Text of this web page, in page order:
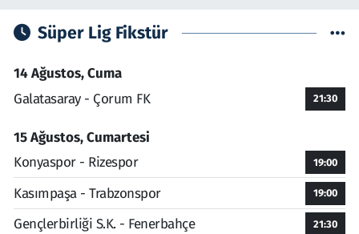
Süper Lig Fikstür
14 Ağustos, Cuma
Galatasaray - Çorum FK
21:30
15 Ağustos, Cumartesi
Konyaspor - Rizespor
19:00
Kasımpaşa - Trabzonspor 19:00
Gençlerbirliği S.K. - Fenerbahçe 21:30